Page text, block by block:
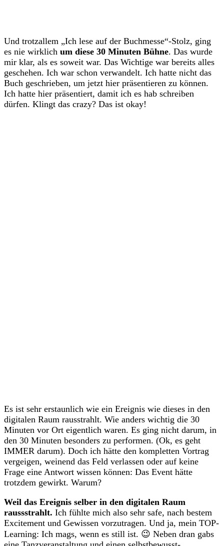
Und trotzallem „Ich lese auf der Buchmesse“-Stolz, ging
es nie wirklich um diese 30 Minuten Bühne. Das wurde
mir klar, als es soweit war. Das Wichtige war bereits alles
geschehen. Ich war schon verwandelt. Ich hatte nicht das
Buch geschrieben, um jetzt hier präsentieren zu können.
Ich hatte hier präsentiert, damit ich es hab schreiben
dürfen. Klingt das crazy? Das ist okay!
Es ist sehr erstaunlich wie ein Ereignis wie dieses in den
digitalen Raum rausstrahlt. Wie anders wichtig die 30
Minuten vor Ort eigentlich waren. Es ging nicht darum, in
den 30 Minuten besonders zu performen. (Ok, es geht
IMMER darum). Doch ich hätte den kompletten Vortrag
vergeigen, weinend das Feld verlassen oder auf keine
Frage eine Antwort wissen können: Das Event hätte
trotzdem gewirkt. Warum?
Weil das Ereignis selber in den digitalen Raum
raussstrahlt. Ich fühlte mich also sehr safe, nach bestem
Excitement und Gewissen vorzutragen. Und ja, mein TOP-
Learning: Ich mags, wenn es still ist. 😉 Neben dran gabs